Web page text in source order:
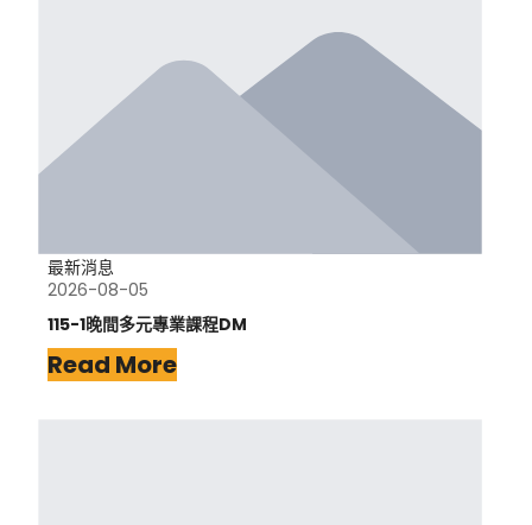
最新消息
2026-08-05
115-1晚間多元專業課程DM
Read More